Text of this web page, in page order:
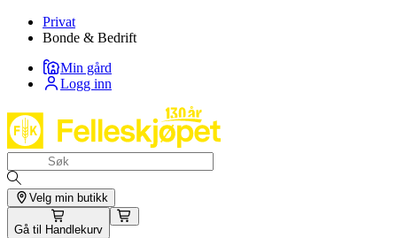
Privat
Bonde & Bedrift
Min gård
Logg inn
Velg min butikk
Gå til Handlekurv